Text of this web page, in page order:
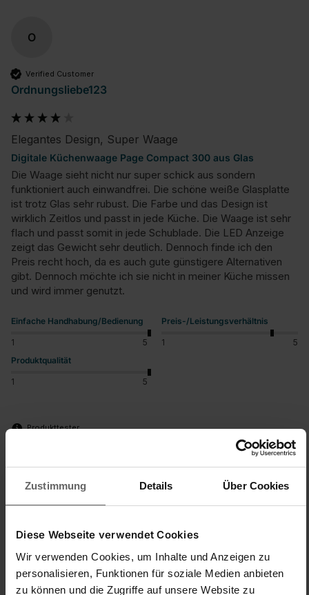
Zustimmung Details Über Cookies
Diese Webseite verwendet Cookies
Wir verwenden Cookies, um Inhalte und Anzeigen zu
personalisieren, Funktionen für soziale Medien anbieten
zu können und die Zugriffe auf unsere Website zu
O
Verified Customer
Ordnungsliebe123
Elegantes Design, Super Waage
Digitale Küchenwaage Page Compact 300 aus Glas
Die Waage sieht nicht nur super schick aus sondern
funktioniert auch einwandfrei. Die schöne weiße Glasplatte
ist trotz Glas sehr rubust. Die Farbe und das Design ist
wirklich Zeitlos und passt in jede Küche. Die Waage ist sehr
flach und passt somit in jede Schublade. Die LED Anzeige
zeigt das Gewicht sehr deutlich. Dennoch finde ich den
Preis recht hoch, da es auch gute günstigere Alternativen
gibt. Dennoch möchte ich sie nicht in meiner Küche missen
und wird immer genutzt.
Einfache Handhabung/Bedienung
1 5
Preis-/Leistungsverhältnis
1
5
Produktqualität
1 5
Produkttester
vor 2 Jahren
J
Jeyjey